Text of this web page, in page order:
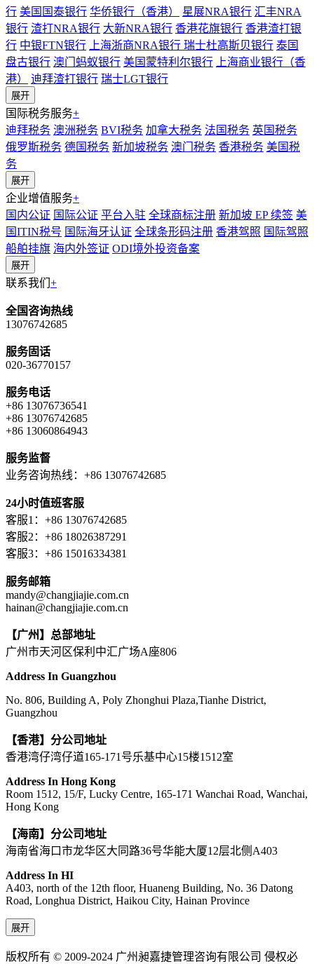
行 美国国泰银行 华侨银行（香港） 星展NRA银行 汇丰NRA
银行 渣打NRA银行 大新NRA银行 香港花旗银行 香港渣打银
行 中银FTN银行 上海浙商NRA银行 瑞士杜高斯贝银行 泰国
盘古银行 澳门蚂蚁银行 美国蒙特利尔银行
上海商业银行（香
港）
迪拜渣打银行 瑞士LGT银行
展开
国际税务服务+
迪拜税务 澳洲税务 BVI税务 加拿大税务 法国税务 英国税务
俄罗斯税务 德国税务 新加坡税务 澳门税务 香港税务 美国税
务
展开
企业增值服务+
国内公证 国际公证 平台入驻 全球商标注册 新加坡 EP 续签 美
国ITIN税号 国际海牙认证 全球条形码注册 香港驾照 国际驾照
船舶挂旗 海内外签证 ODI境外投资备案
展开
联系我们 +
全国咨询热线
13076742685
服务固话
020-36770157
服务电话
+86 13076736541
+86 13076742685
+86 13060864943
服务监督
业务咨询热线：+86 13076742685
24小时值班客服
客服1：+86 13076742685
客服2：+86 18026387291
客服3：+86 15016334381
服务邮箱
mandy@changjiajie.com.cn
hainan@changjiajie.com.cn
【广州】总部地址
广州市天河区保利中汇广场A座806
Address In Guangzhou
No. 806, Building A, Poly Zhonghui Plaza,Tianhe District,
Guangzhou
【香港】分公司地址
香港湾仔湾仔道165-171号乐基中心15楼1512室
Address In Hong Kong
Room 1512, 15/F, Lucky Centre, 165-171 Wanchai Road, Wanchai,
Hong Kong
【海南】分公司地址
海南省海口市龙华区大同路36号华能大厦12层北侧A403
Address In HI
A403, north of the 12th floor, Huaneng Building, No. 36 Datong
Road, Longhua District, Haikou City, Hainan Province
展开
版权所有 © 2009-2024 广州昶嘉捷管理咨询有限公司 侵权必